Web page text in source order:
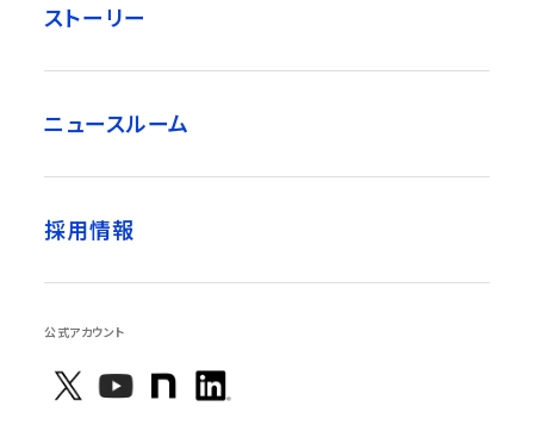
ストーリー
ニュースルーム
採用情報
公式アカウント